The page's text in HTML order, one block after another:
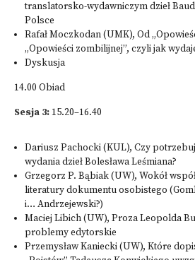
translatorsko-wydawniczym dzieł
Polsce
Rafał Moczkodan (UMK), Od
„Opowieści zombilijnej”, czyli jak
Dyskusja
14.00 Obiad
Sesja 3: 15.20–16.40
Dariusz Pachocki (KUL), Czy
wydania dzieł Bolesława Leśmiana?
Grzegorz P. Bąbiak (UW), Wokół
literatury dokumentu osobistego
i… Andrzejewski?)
Maciej Libich (UW), Proza Leopolda
problemy edytorskie
Przemysław Kaniecki (UW), Które